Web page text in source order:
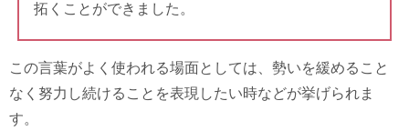
拓くことができました。
この言葉がよく使われる場面としては、勢いを緩めること
なく努力し続けることを表現したい時などが挙げられま
す。